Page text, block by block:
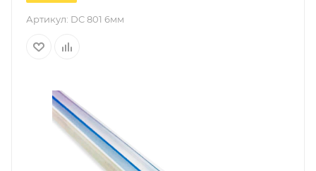
Артикул: DC 801 6мм